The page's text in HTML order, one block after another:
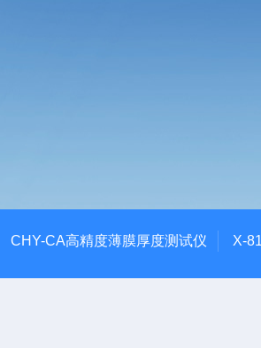
CHY-CA高精度薄膜厚度测试仪 X-